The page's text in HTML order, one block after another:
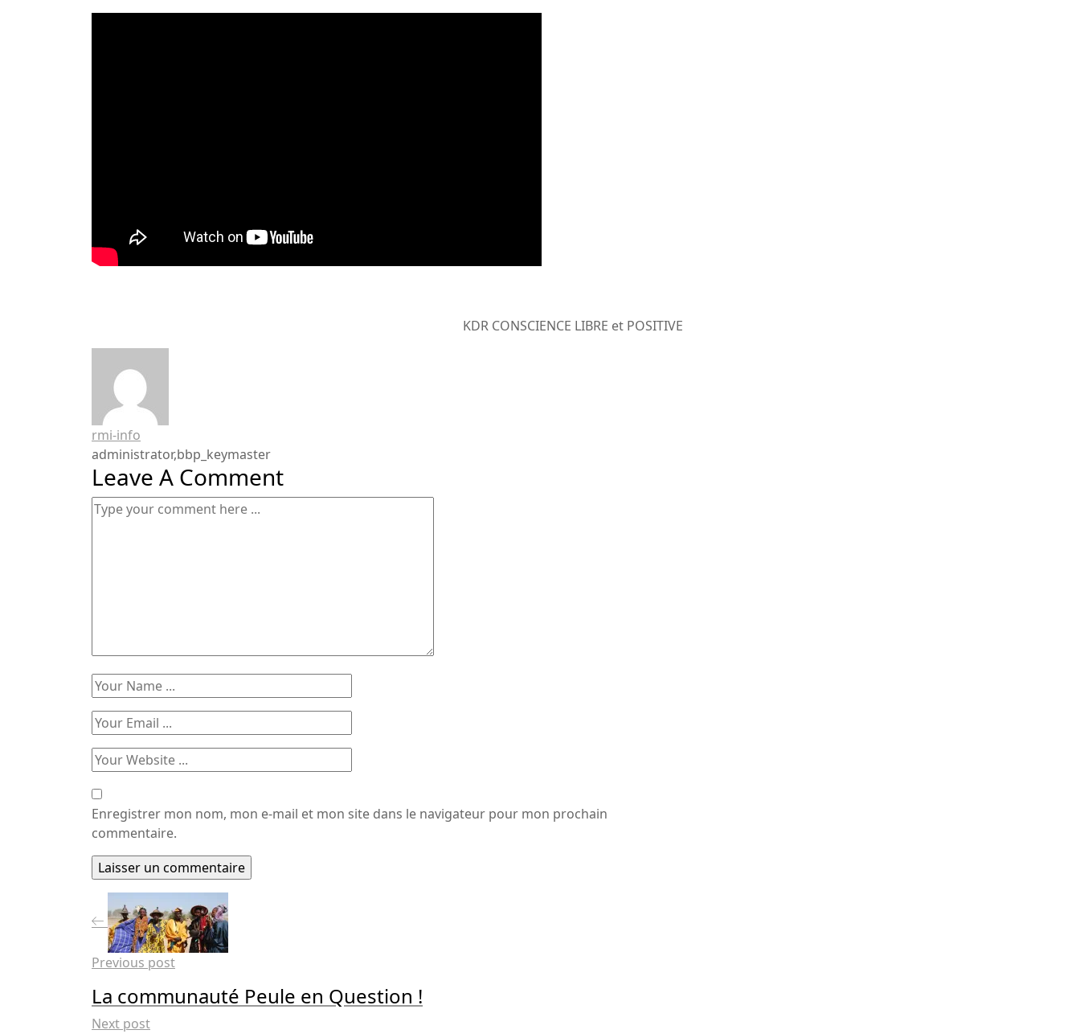
KDR CONSCIENCE LIBRE et POSITIVE
rmi-info
administrator,bbp_keymaster
Leave A Comment
Enregistrer mon nom, mon e-mail et mon site dans le navigateur pour mon prochain
commentaire.
Previous post
La communauté Peule en Question !
Next post